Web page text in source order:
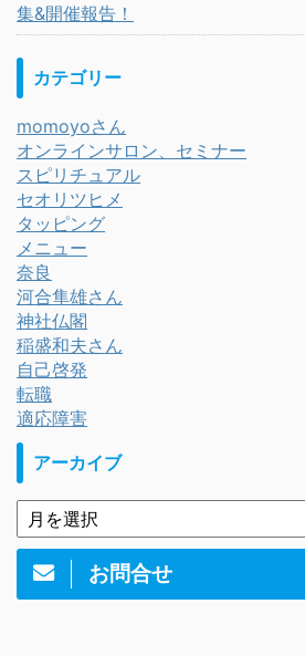
集&開催報告！
カテゴリー
momoyoさん
オンラインサロン、セミナー
スピリチュアル
セオリツヒメ
タッピング
メニュー
奈良
河合隼雄さん
神社仏閣
稲盛和夫さん
自己啓発
転職
適応障害
アーカイブ
お問合せ